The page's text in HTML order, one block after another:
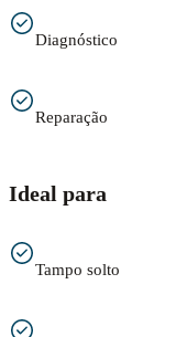
Diagnóstico
Reparação
Ideal para
Tampo solto